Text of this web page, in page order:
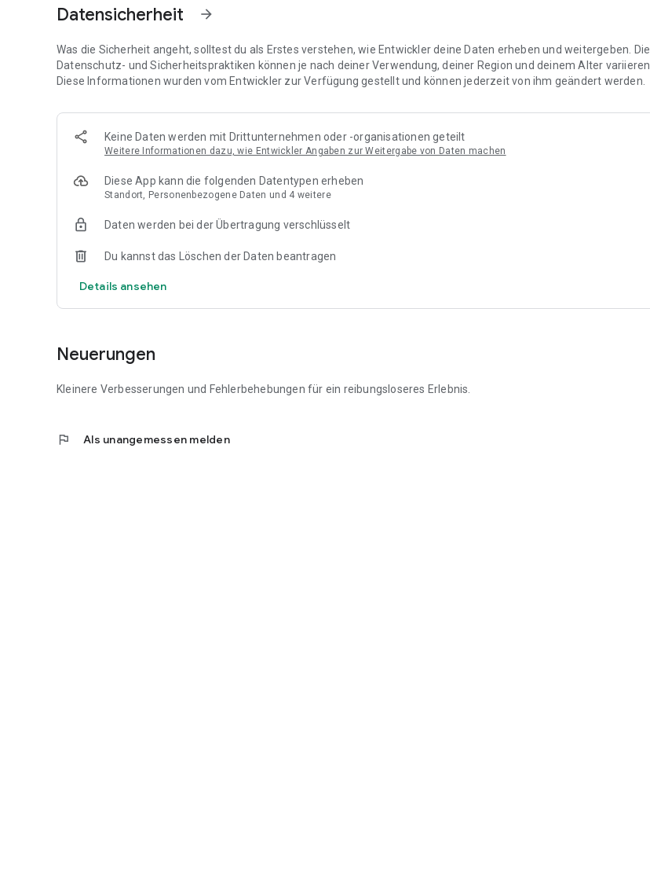
Datensicherheit arrow_forward
Was die Sicherheit angeht, solltest du als Erstes verstehen, wie Entwickler deine Daten erheben und weitergeben. Die
Datenschutz- und Sicherheitspraktiken können je nach deiner Verwendung, deiner Region und deinem Alter variieren.
Diese Informationen wurden vom Entwickler zur Verfügung gestellt und können jederzeit von ihm geändert werden.
Keine Daten werden mit Drittunternehmen oder -organisationen geteilt
Weitere Informationen dazu, wie Entwickler Angaben zur Weitergabe von Daten machen
Diese App kann die folgenden Datentypen erheben
Standort, Personenbezogene Daten und 4 weitere
Daten werden bei der Übertragung verschlüsselt
Du kannst das Löschen der Daten beantragen
Details ansehen
Neuerungen
Kleinere Verbesserungen und Fehlerbehebungen für ein reibungsloseres Erlebnis.
flag Als unangemessen melden